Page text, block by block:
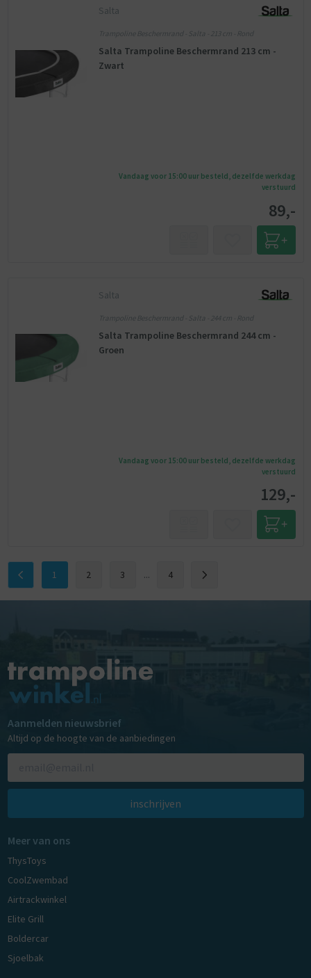
Salta
Trampoline Beschermrand - Salta - 213 cm - Rond
Salta Trampoline Beschermrand 213 cm -
Zwart
Vandaag voor 15:00 uur besteld, dezelfde werkdag
verstuurd
89,-
Salta
Trampoline Beschermrand - Salta - 244 cm - Rond
Salta Trampoline Beschermrand 244 cm -
Groen
Vandaag voor 15:00 uur besteld, dezelfde werkdag
verstuurd
129,-
1 2 3 ... 4
Aanmelden nieuwsbrief
Altijd op de hoogte van de aanbiedingen
inschrijven
Meer van ons
ThysToys
CoolZwembad
Airtrackwinkel
Elite Grill
Boldercar
Sjoelbak